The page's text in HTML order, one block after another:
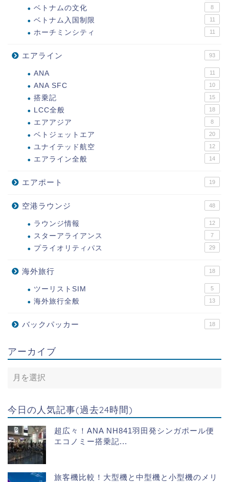
ベトナムの文化 8
ベトナム入国制限 11
ホーチミンシティ 11
エアライン 93
ANA 11
ANA SFC 10
搭乗記 15
LCC全般 18
エアアジア 8
ベトジェットエア 20
ユナイテッド航空 12
エアライン全般 14
エアポート 19
空港ラウンジ 48
ラウンジ情報 12
スターアライアンス 7
プライオリティパス 29
海外旅行 18
ツーリストSIM 5
海外旅行全般 13
バックパッカー 18
アーカイブ
今日の人気記事(過去24時間)
超広々！ANA NH841羽田発シンガポール便
エコノミー搭乗記...
旅客機比較！大型機と中型機と小型機のメリ